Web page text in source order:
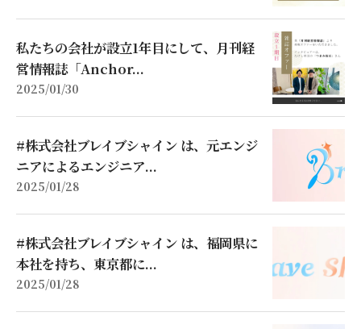
私たちの会社が設立1年目にして、月刊経
営情報誌「Anchor...
2025/01/30
#株式会社ブレイブシャイン は、元エンジ
ニアによるエンジニア...
2025/01/28
#株式会社ブレイブシャイン は、福岡県に
本社を持ち、東京都に...
2025/01/28